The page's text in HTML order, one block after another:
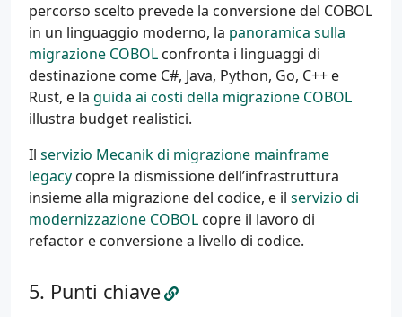
percorso scelto prevede la conversione del COBOL
in un linguaggio moderno, la panoramica sulla
migrazione COBOL confronta i linguaggi di
destinazione come C#, Java, Python, Go, C++ e
Rust, e la guida ai costi della migrazione COBOL
illustra budget realistici.
Il servizio Mecanik di migrazione mainframe
legacy copre la dismissione dell’infrastruttura
insieme alla migrazione del codice, e il servizio di
modernizzazione COBOL copre il lavoro di
refactor e conversione a livello di codice.
Punti chiave